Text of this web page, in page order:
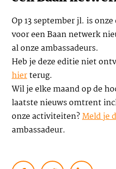
Op 13 september jl. is
voor een Baan netwerk
al onze ambassadeurs.
Heb je deze editie niet
hierterug.
Wil je elke maand op de
laatste nieuws omtrent
onze activiteiten?Meld je
ambassadeur.